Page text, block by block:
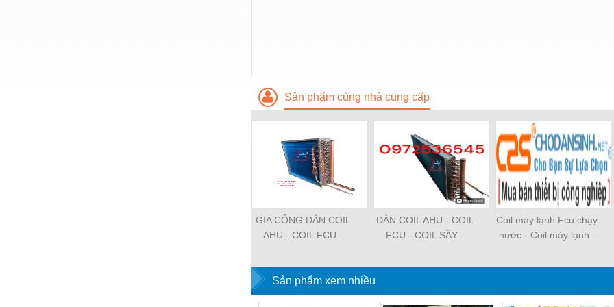
Sản phẩm cùng nhà cung cấp
GIA CÔNG DÀN COIL
AHU - COIL FCU -
CHILLER THEO YÊU
CẦU
DÀN COIL AHU - COIL
FCU - COIL SẤY -
CHILLER - COIL
LẠNH - COIL DAIKIN -
Coil máy lạnh Fcu chạy
nước - Coil máy lạnh -
Dàn coil Máy làm lạnh
Chiller Water Fan Coil
Sản phẩm xem nhiều